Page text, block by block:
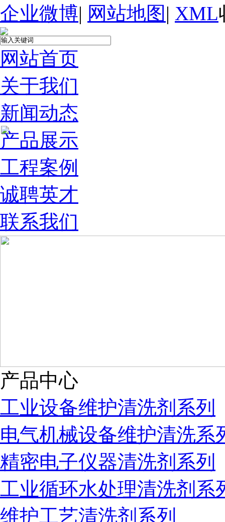
企业微博| 网站地图 | XML
网站首页
关于我们
新闻动态
产品展示
工程案例
诚聘英才
联系我们
产品中心
工业设备维护清洗剂系列
电气机械设备维护清洗系
精密电子仪器清洗剂系列
工业循环水处理清洗剂系
维护工艺清洗剂系列